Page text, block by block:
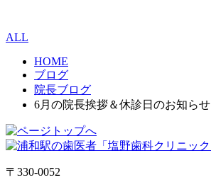
ALL
HOME
ブログ
院長ブログ
6月の院長挨拶＆休診日のお知らせ
〒330-0052